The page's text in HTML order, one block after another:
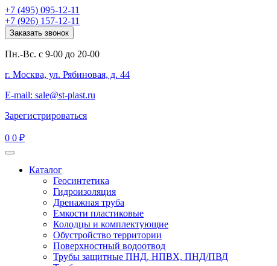
+7 (495) 095-12-11
+7 (926) 157-12-11
Заказать звонок
Пн.-Вс. с 9-00 до 20-00
г. Москва, ул. Рябиновая, д. 44
E-mail: sale@st-plast.ru
Зарегистрироваться
0 0 ₽
Каталог
Геосинтетика
Гидроизоляция
Дренажная труба
Емкости пластиковые
Колодцы и комплектующие
Обустройство территории
Поверхностный водоотвод
Трубы защитные ПНД, НПВХ, ПНД/ПВД